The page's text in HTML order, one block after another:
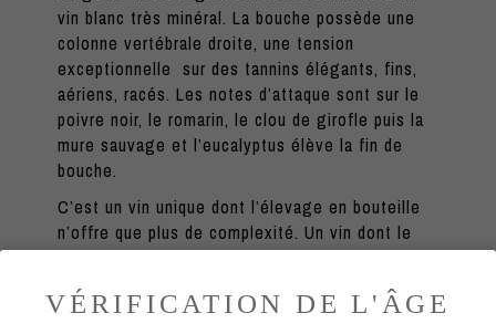
vin blanc très minéral. La bouche possède une
colonne vertébrale droite, une tension
exceptionnelle sur des tannins élégants, fins,
aériens, racés. Les notes d’attaque sont sur le
poivre noir, le romarin, le clou de girofle puis la
mure sauvage et l’eucalyptus élève la fin de
bouche.
C’est un vin unique dont l’élevage en bouteille
n’offre que plus de complexité. Un vin dont le
nombre d’amateurs ne cessent de croitre
chaque année …
Valeur nutritionnelle
VÉRIFICATION DE L'ÂGE